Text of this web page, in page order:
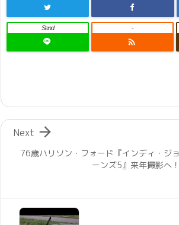
Send

-
76歳ハリソン・フォード『インディ・ジョ
ーンズ5』来年撮影へ！

Next